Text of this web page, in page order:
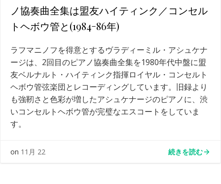
ノ協奏曲全集は盟友ハイティンク／コンセル
トヘボウ管と(1984ｰ86年)
ラフマニノフを得意とするヴラディーミル・アシュケナ
ージは、2回目のピアノ協奏曲全集を1980年代中盤に盟
友ベルナルト・ハイティンク指揮ロイヤル・コンセルト
ヘボウ管弦楽団とレコーディングしています。旧録より
も強靭さと色彩が増したアシュケナージのピアノに、渋
いコンセルトヘボウ管が完璧なエスコートをしていま
す。
on 11月 22 続きを読む